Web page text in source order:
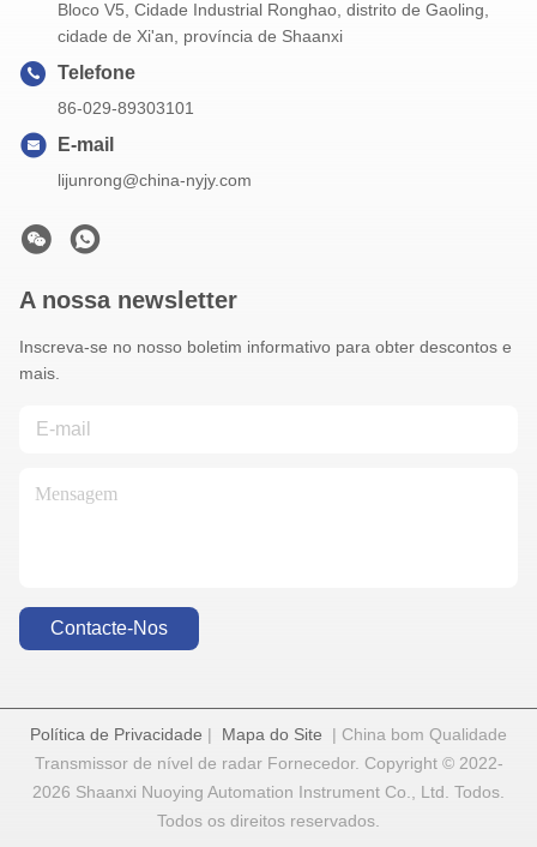
Bloco V5, Cidade Industrial Ronghao, distrito de Gaoling,
cidade de Xi'an, província de Shaanxi
Telefone
86-029-89303101
E-mail
lijunrong@china-nyjy.com
A nossa newsletter
Inscreva-se no nosso boletim informativo para obter descontos e
mais.
Contacte-Nos
Política de Privacidade | Mapa do Site | China bom Qualidade
Transmissor de nível de radar Fornecedor. Copyright © 2022-
2026 Shaanxi Nuoying Automation Instrument Co., Ltd. Todos.
Todos os direitos reservados.